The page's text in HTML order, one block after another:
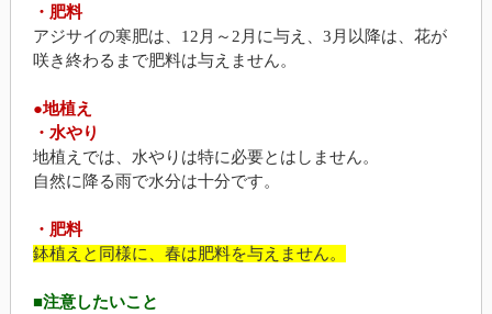
・肥料
アジサイの寒肥は、12月～2月に与え、3月以降は、花が
咲き終わるまで肥料は与えません。
●地植え
・水やり
地植えでは、水やりは特に必要とはしません。
自然に降る雨で水分は十分です。
・肥料
鉢植えと同様に、春は肥料を与えません。
■注意したいこと